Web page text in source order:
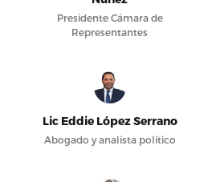
Presidente Cámara de
Representantes
Lic Eddie López Serrano
Abogado y analista político